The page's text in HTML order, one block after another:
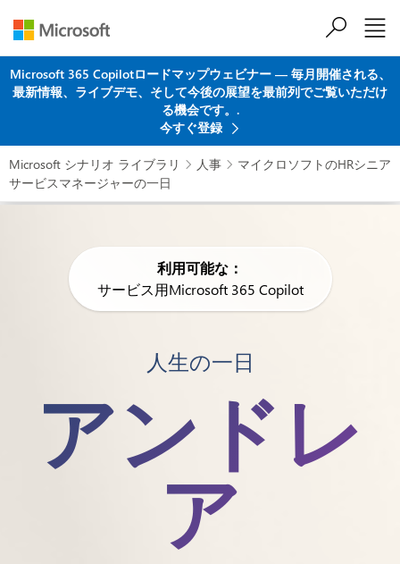
Microsoft 365 Copilotロードマップウェビナー ― 毎月開催される、
最新情報、ライブデモ、そして今後の展望を最前列でご覧いただけ
る機会です。.
今すぐ登録
Microsoft シナリオ ライブラリ  人事 
マイクロソフトのHRシニア
サービスマネージャーの一日
利用可能な：
サービス用Microsoft 365 Copilot
人生の一日
アンドレ
ア